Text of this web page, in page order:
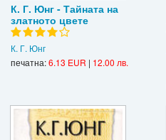
К. Г. Юнг - Тайната на
златното цвете
К. Г. Юнг
печатна:6.13 EUR | 12.00 лв.